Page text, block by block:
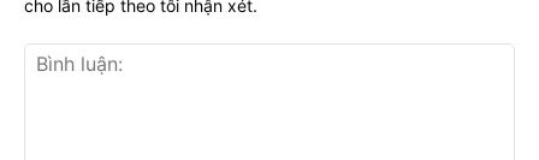
cho lần tiếp theo tôi nhận xét.